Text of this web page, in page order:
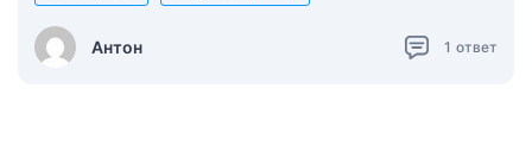
Антон 1 ответ